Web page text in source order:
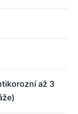
až 3